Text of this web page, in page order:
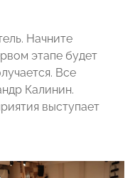
Начните
этапе будет
Все
Калинин.
выступает